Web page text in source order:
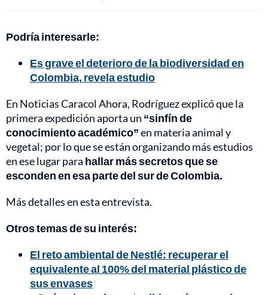
Podría interesarle:
Es grave el deterioro de la biodiversidad en
Colombia, revela estudio
En Noticias Caracol Ahora, Rodríguez explicó que la
primera expedición aporta un “sinfín de
conocimiento académico”en materia animal y
vegetal; por lo que se están organizando más estudios
en ese lugar para hallar más secretos que se
esconden en esa parte del sur de Colombia.
Más detalles en esta entrevista.
Otros temas de su interés:
El reto ambiental de Nestlé: recuperar el
equivalente al 100% del material plástico de
sus envases